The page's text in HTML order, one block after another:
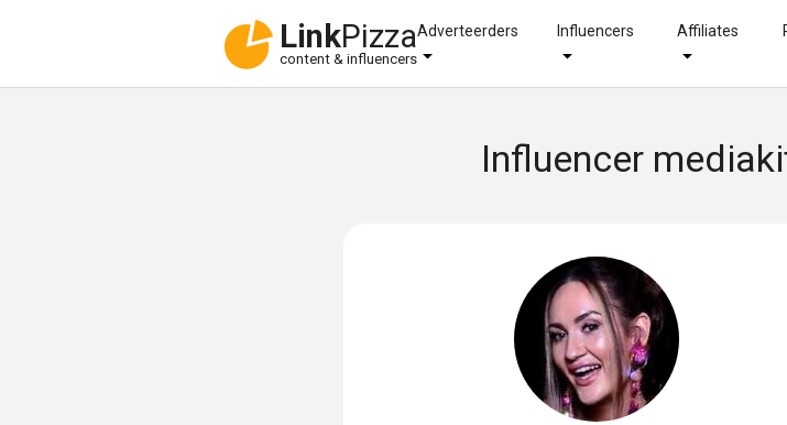
LinkPizza
content & influencers
Adverteerders Influencers Affiliates
Influencer